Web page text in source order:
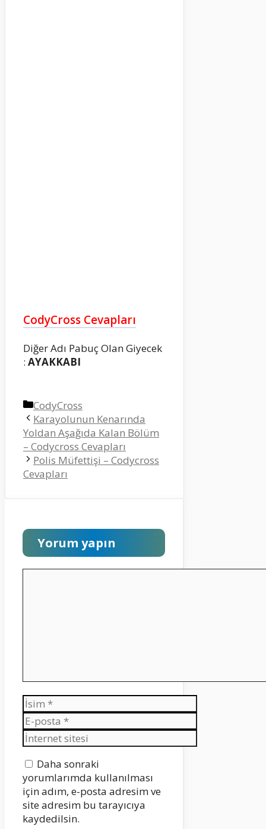
CodyCross Cevapları
Diğer Adı Pabuç Olan Giyecek
: AYAKKABI
Kategoriler
CodyCross
Karayolunun Kenarında
Yoldan Aşağıda Kalan Bölüm
– Codycross Cevapları
Polis Müfettişi – Codycross
Cevapları
Yorum yapın
İsim
E-
posta
İnternet
sitesi
Daha sonraki
yorumlarımda kullanılması
için adım, e-posta adresim ve
site adresim bu tarayıcıya
kaydedilsin.